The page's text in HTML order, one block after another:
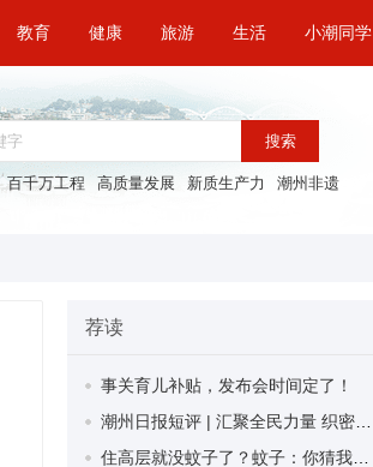
教育 健康 旅游 生活 小潮同学
搜索
百千万工程 高质量发展 新质生产力 潮州非遗
荐读
事关育儿补贴，发布会时间定了！